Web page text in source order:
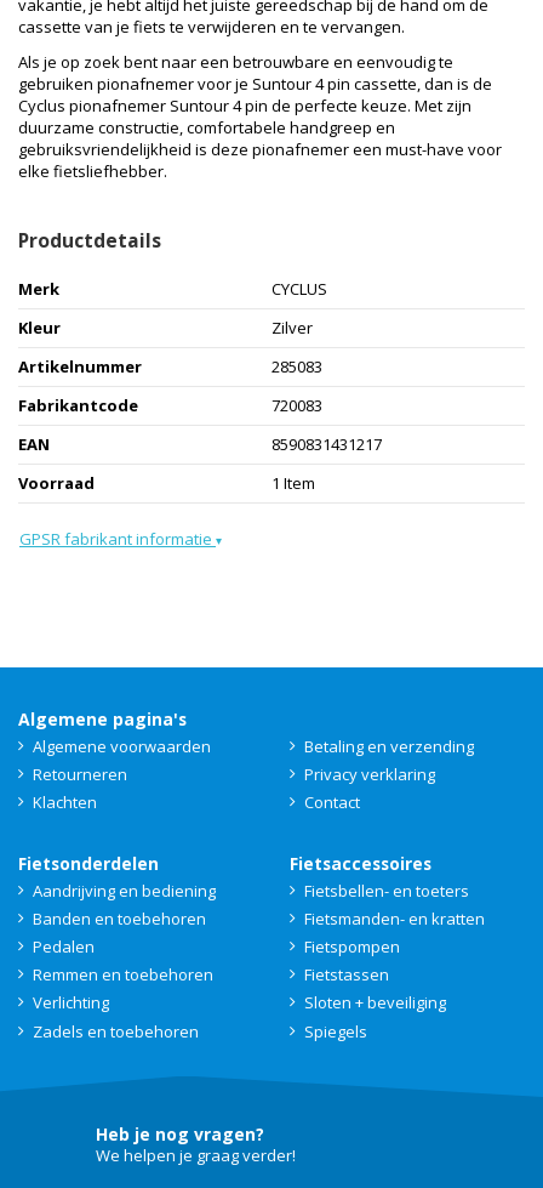
vakantie, je hebt altijd het juiste gereedschap bij de hand om de
cassette van je fiets te verwijderen en te vervangen.
Als je op zoek bent naar een betrouwbare en eenvoudig te
gebruiken pionafnemer voor je Suntour 4 pin cassette, dan is de
Cyclus pionafnemer Suntour 4 pin de perfecte keuze. Met zijn
duurzame constructie, comfortabele handgreep en
gebruiksvriendelijkheid is deze pionafnemer een must-have voor
elke fietsliefhebber.
Productdetails
Merk
CYCLUS
Kleur
Zilver
Artikelnummer
285083
Fabrikantcode
720083
EAN
8590831431217
Voorraad
1 Item
GPSR fabrikant informatie ▾
Algemene pagina's
Algemene voorwaarden
Betaling en verzending
Retourneren
Privacy verklaring
Klachten
Contact
Fietsonderdelen
Aandrijving en bediening
Banden en toebehoren
Pedalen
Remmen en toebehoren
Verlichting
Zadels en toebehoren
Fietsaccessoires
Fietsbellen- en toeters
Fietsmanden- en kratten
Fietspompen
Fietstassen
Sloten + beveiliging
Spiegels
Heb je nog vragen?
We helpen je graag verder!